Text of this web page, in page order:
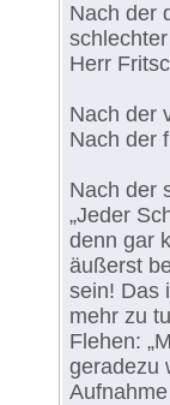
Nach der
Herr
Nach der
Nach der
Nach der
„Jeder
denn gar
äußerst
sein! Das
mehr zu
Flehen:
geradezu